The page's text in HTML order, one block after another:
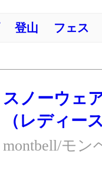
載！収納可能
つ機能をバラン
す。
※スキー・スノ
ーハイキングな
登山 フェス
スノーウェ
（レディー
montbell/モン